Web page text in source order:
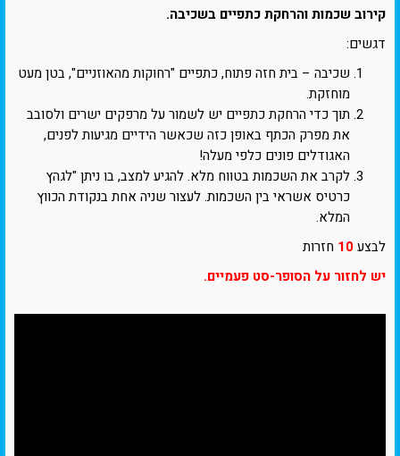
קירוב שכמות והרחקת כתפיים בשכיבה.
דגשים:
שכיבה – בית חזה פתוח, כתפיים "רחוקות מהאוזניים", בטן מעט
מוחזקת.
תוך כדי הרחקת כתפיים יש לשמור על מרפקים ישרים ולסובב
את מפרק הכתף באופן כזה שכאשר הידיים מגיעות לפנים,
האגודלים פונים כלפי מעלה!
לקרב את השכמות בטווח מלא. להגיע למצב, בו ניתן "לגהץ
כרטיס אשראי בין השכמות. לעצור שניה אחת בנקודת הכווץ
המלא.
לבצע10 חזרות
יש לחזור על הסופר-סט פעמיים.